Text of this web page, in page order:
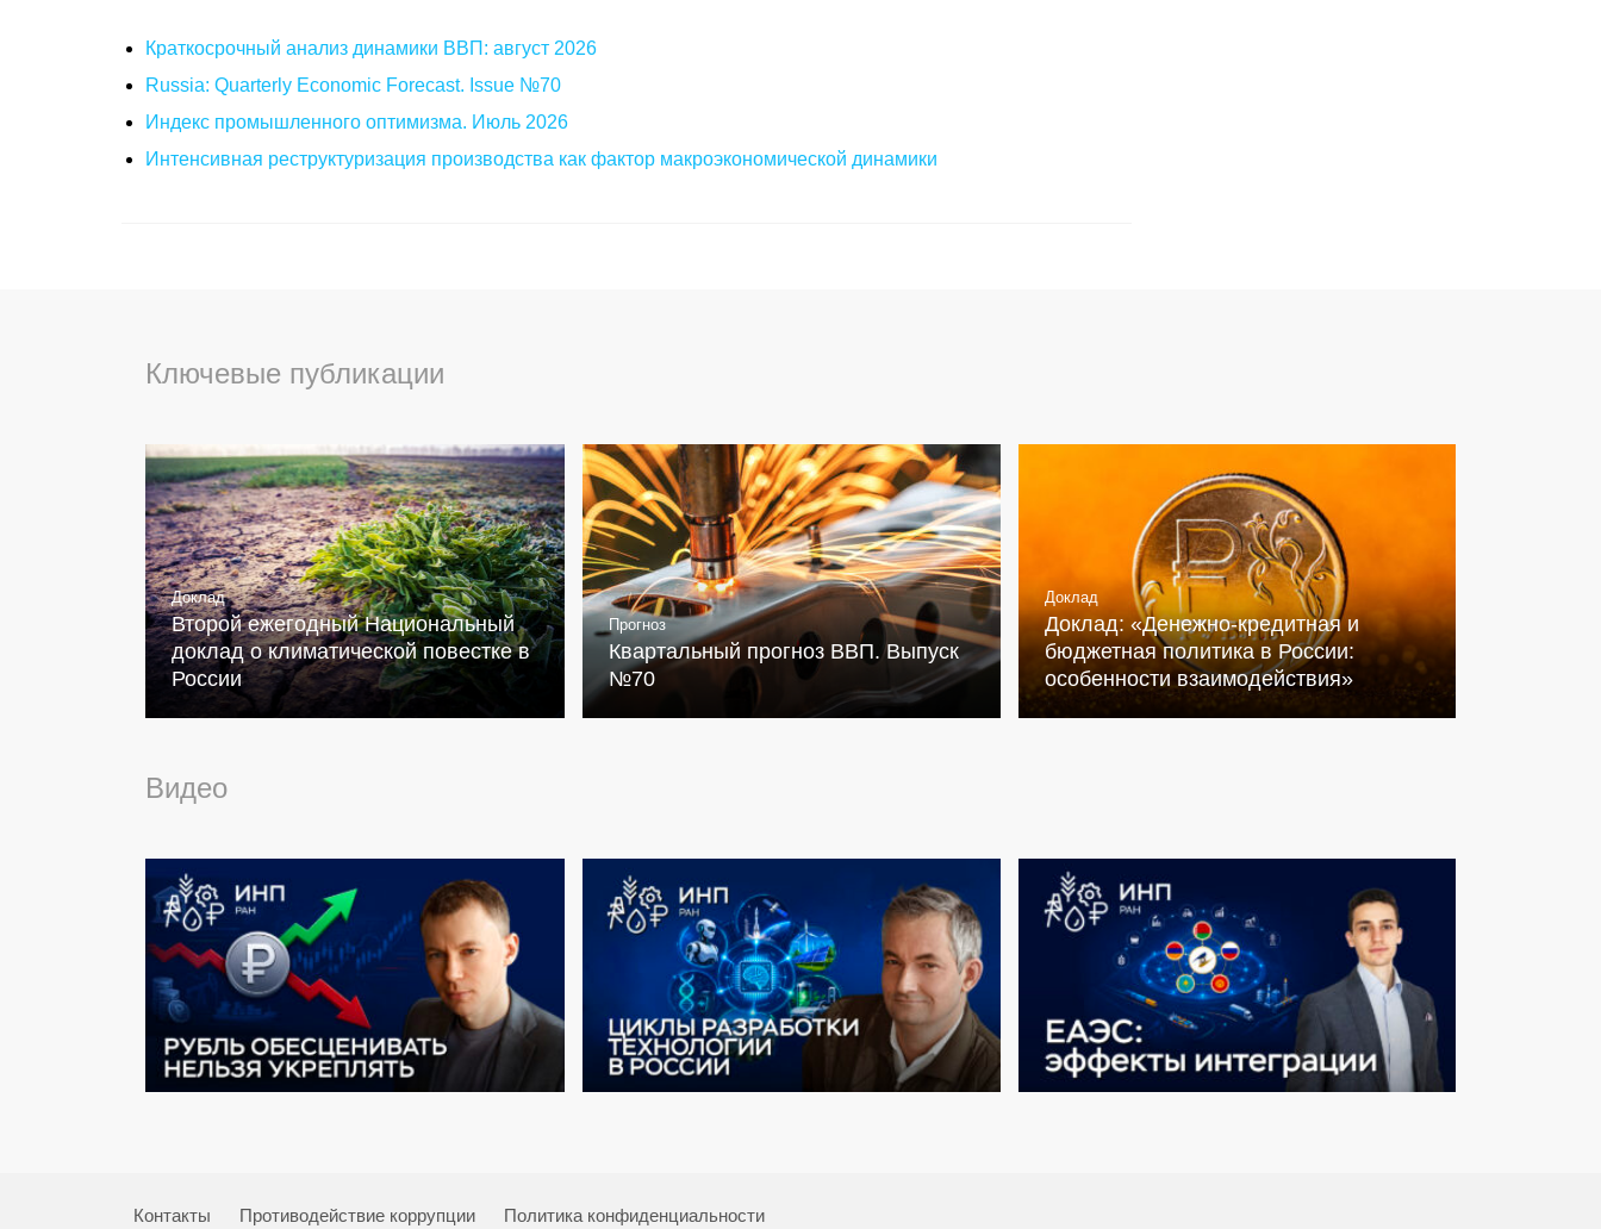
Краткосрочный анализ динамики ВВП: август 2026
Russia: Quarterly Economic Forecast. Issue №70
Индекс промышленного оптимизма. Июль 2026
Интенсивная реструктуризация производства как фактор макроэкономической динамики
Ключевые публикации
Доклад
Второй ежегодный Национальный
доклад о климатической повестке в
России
Прогноз
Квартальный прогноз ВВП. Выпуск
№70
Доклад
Доклад: «Денежно-кредитная и
бюджетная политика в России:
особенности взаимодействия»
Видео
Контакты Противодействие коррупции Политика конфиденциальности